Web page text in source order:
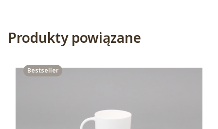
Produkty powiązane
Bestseller